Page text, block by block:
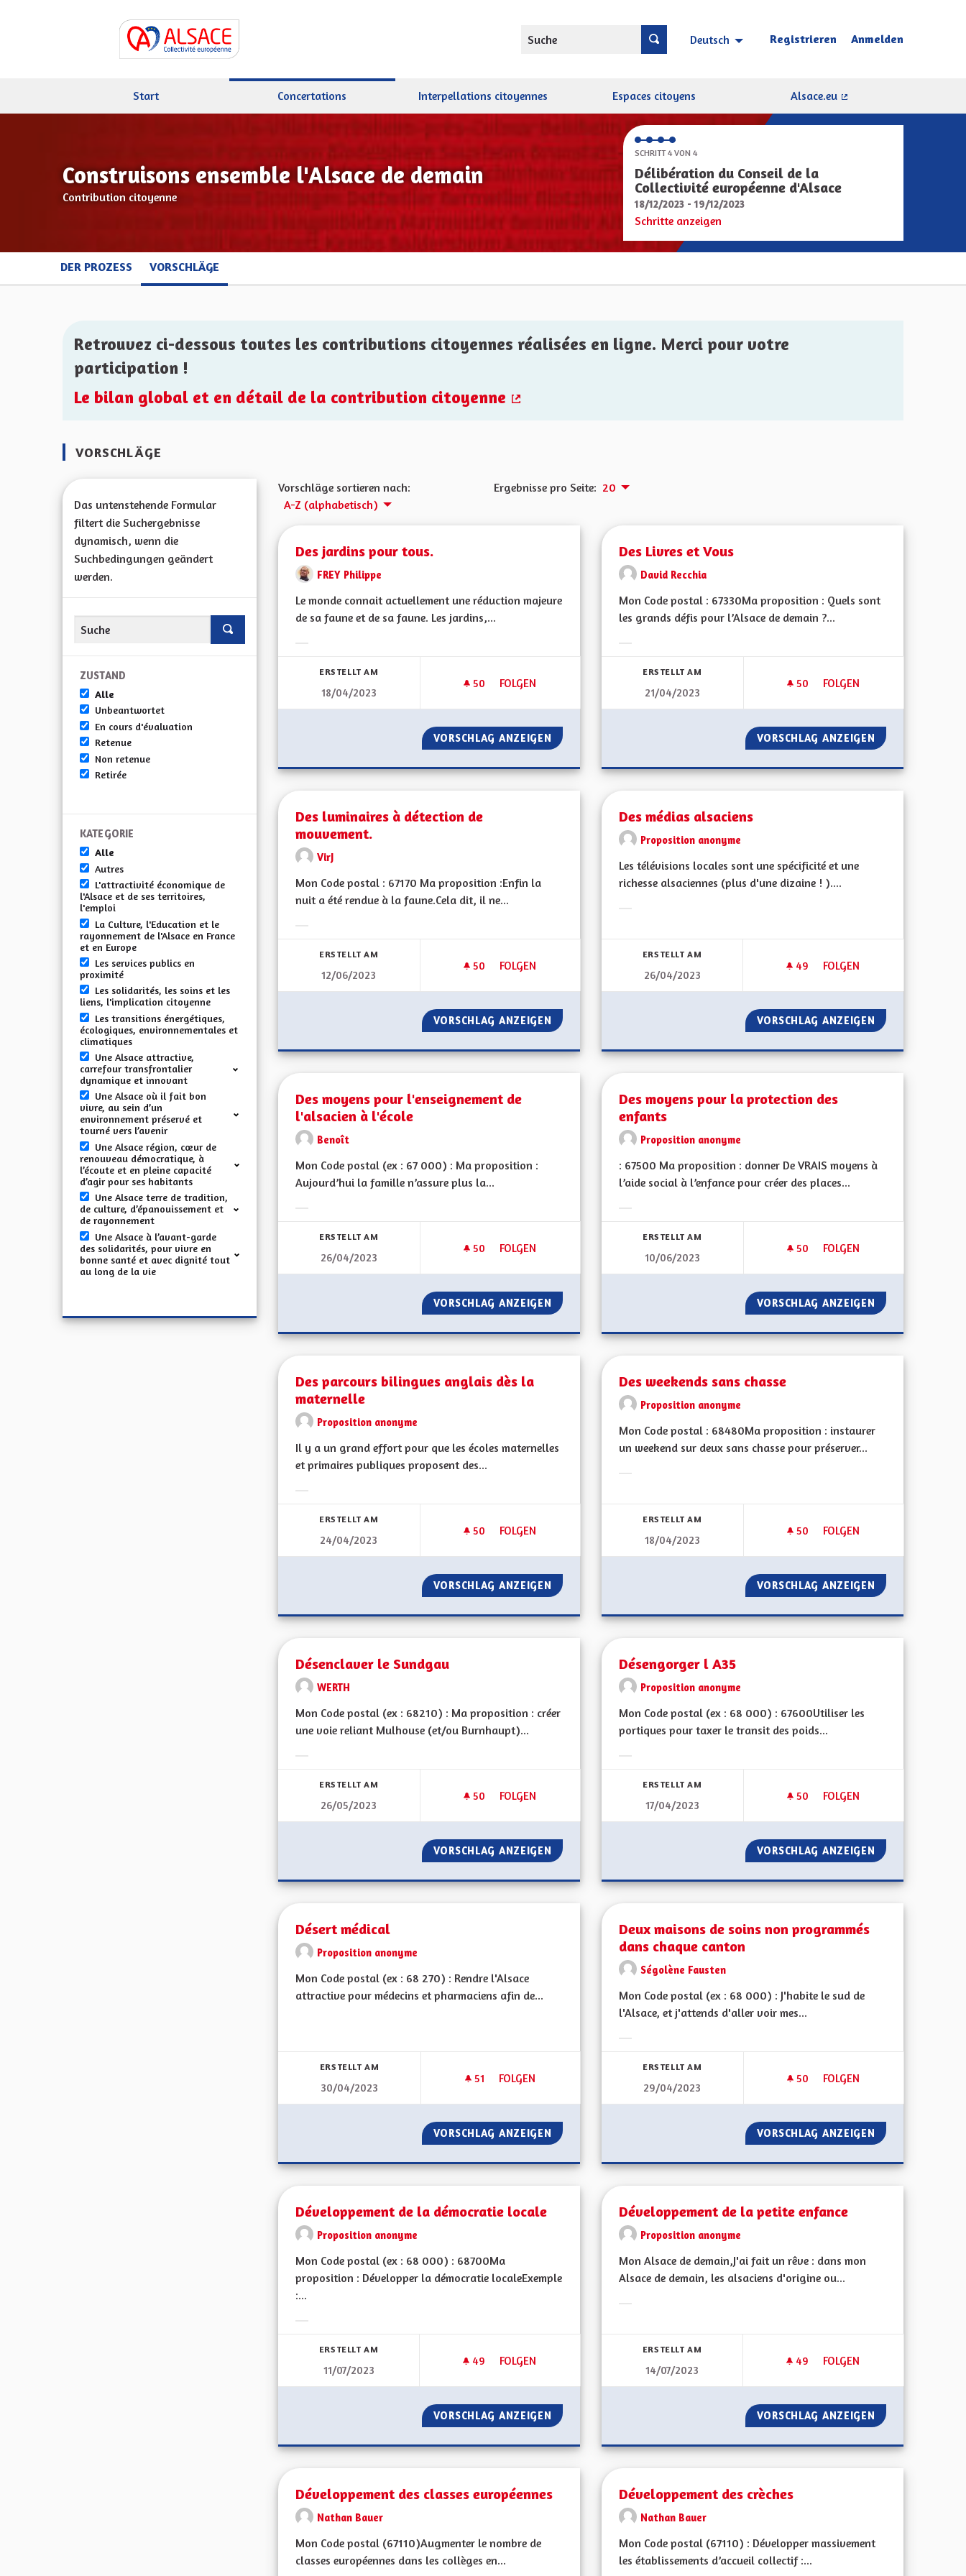
Suche Deutsch Choisir la langue Sprache wählen
Registrieren Anmelden
Start Concertations Interpellations citoyennes Espaces citoyens
Alsace.eu
Construisons ensemble l'Alsace de demain
Contribution citoyenne
SCHRITT 4 VON 4
Délibération du Conseil de la
Collectivité européenne d'Alsace
18/12/2023 - 19/12/2023
Schritte anzeigen
DER PROZESS VORSCHLÄGE
Retrouvez ci-dessous toutes les contributions citoyennes réalisées en ligne. Merci pour votre
participation !
Le bilan global et en détail de la contribution citoyenne
VORSCHLÄGE
Das untenstehende Formular
filtert die Suchergebnisse
dynamisch, wenn die
Suchbedingungen geändert
werden.
ZUSTAND
Alle
Unbeantwortet
En cours d'évaluation
Retenue
Non retenue
Retirée
KATEGORIE
Alle
Autres
L'attractivité économique de
l'Alsace et de ses territoires,
l'emploi
La Culture, l'Education et le
rayonnement de l'Alsace en France
et en Europe
Les services publics en
proximité
Les solidarités, les soins et les
liens, l'implication citoyenne
Les transitions énergétiques,
écologiques, environnementales et
climatiques
Une Alsace attractive,
carrefour transfrontalier
dynamique et innovant
Une Alsace où il fait bon
vivre, au sein d’un
environnement préservé et
tourné vers l’avenir
Une Alsace région, cœur de
renouveau démocratique, à
l’écoute et en pleine capacité
d’agir pour ses habitants
Une Alsace terre de tradition,
de culture, d’épanouissement et
de rayonnement
Une Alsace à l’avant-garde
des solidarités, pour vivre en
bonne santé et avec dignité tout
au long de la vie
Vorschläge sortieren nach:
A-Z (alphabetisch)
Ergebnisse pro Seite: 20
Des jardins pour tous.
FREY Philippe
Le monde connait actuellement une réduction majeure
de sa faune et de sa faune. Les jardins,...
ERSTELLT AM
18/04/2023
50 50 FOLLOWER
FOLGEN
DES JARDINS POUR TOUS.
VORSCHLAG ANZEIGEN DES JARDINS POUR TOUS.
Des Livres et Vous
David Recchia
Mon Code postal : 67330Ma proposition : Quels sont
les grands défis pour l’Alsace de demain ?...
ERSTELLT AM
21/04/2023
50 50 FOLLOWER
FOLGEN
DES LIVRES ET VOUS
VORSCHLAG ANZEIGEN DES LIVRES ET
Des luminaires à détection de
mouvement.
VirJ
Mon Code postal : 67170 Ma proposition :Enfin la
nuit a été rendue à la faune.Cela dit, il ne...
ERSTELLT AM
12/06/2023
50 50 FOLLOWER
FOLGEN
DES LUMINAIRES À DÉTECTION DE MOUVEMENT.
VORSCHLAG ANZEIGEN DES LUMINAIRES À DÉTECTION DE MOUVEMENT.
Des médias alsaciens
Proposition anonyme
Les télévisions locales sont une spécificité et une
richesse alsaciennes (plus d'une dizaine ! )....
ERSTELLT AM
26/04/2023
49 49 FOLLOWER
FOLGEN
DES MÉDIAS ALSACIENS
VORSCHLAG ANZEIGEN DES MÉDIAS
Des moyens pour l'enseignement de
l'alsacien à l'école
Benoît
Mon Code postal (ex : 67 000) : Ma proposition :
Aujourd’hui la famille n’assure plus la...
ERSTELLT AM
26/04/2023
50 50 FOLLOWER
FOLGEN
DES MOYENS POUR L'ENSEIGNEMENT DE L'ALSACIEN À L'ÉCOLE
VORSCHLAG ANZEIGEN DES MOYENS POUR L'ENSEIGNEMENT DE L'ALSACIEN À L'ÉCOLE
Des moyens pour la protection des
enfants
Proposition anonyme
: 67500 Ma proposition : donner De VRAIS moyens à
l’aide social à l’enfance pour créer des places...
ERSTELLT AM
10/06/2023
50 50 FOLLOWER
FOLGEN
DES MOYENS POUR LA
VORSCHLAG ANZEIGEN DES MOYENS
Des parcours bilingues anglais dès la
maternelle
Proposition anonyme
Il y a un grand effort pour que les écoles maternelles
et primaires publiques proposent des...
ERSTELLT AM
24/04/2023
50 50 FOLLOWER
FOLGEN
DES PARCOURS BILINGUES ANGLAIS DÈS LA MATERNELLE
VORSCHLAG ANZEIGEN DES PARCOURS BILINGUES ANGLAIS DÈS LA MATERNELLE
Des weekends sans chasse
Proposition anonyme
Mon Code postal : 68480Ma proposition : instaurer
un weekend sur deux sans chasse pour préserver...
ERSTELLT AM
18/04/2023
50 50 FOLLOWER
FOLGEN
DES WEEKENDS SANS CHASSE
VORSCHLAG ANZEIGEN DES WEEKENDS
Désenclaver le Sundgau
WERTH
Mon Code postal (ex : 68210) : Ma proposition : créer
une voie reliant Mulhouse (et/ou Burnhaupt)...
ERSTELLT AM
26/05/2023
50 50 FOLLOWER
FOLGEN
DÉSENCLAVER LE SUNDGAU
VORSCHLAG ANZEIGEN DÉSENCLAVER LE SUNDGAU
Désengorger l A35
Proposition anonyme
Mon Code postal (ex : 68 000) : 67600Utiliser les
portiques pour taxer le transit des poids...
ERSTELLT AM
17/04/2023
50 50 FOLLOWER
FOLGEN
DÉSENGORGER L A35
VORSCHLAG ANZEIGEN DÉSENGORGER L
Désert médical
Proposition anonyme
Mon Code postal (ex : 68 270) : Rendre l'Alsace
attractive pour médecins et pharmaciens afin de...
ERSTELLT AM
30/04/2023
51 51 FOLLOWER
FOLGEN
DÉSERT MÉDICAL
VORSCHLAG ANZEIGEN DÉSERT MÉDICAL
Deux maisons de soins non programmés
dans chaque canton
Ségolène Fausten
Mon Code postal (ex : 68 000) : J'habite le sud de
l'Alsace, et j'attends d'aller voir mes...
ERSTELLT AM
29/04/2023
50 50 FOLLOWER
FOLGEN
DEUX MAISONS DE SOINS
VORSCHLAG ANZEIGEN DEUX MAISONS
Développement de la démocratie locale
Proposition anonyme
Mon Code postal (ex : 68 000) : 68700Ma
proposition : Développer la démocratie localeExemple
:...
ERSTELLT AM
11/07/2023
49 49 FOLLOWER
FOLGEN
DÉVELOPPEMENT DE LA DÉMOCRATIE LOCALE
VORSCHLAG ANZEIGEN DÉVELOPPEMENT DE LA DÉMOCRATIE LOCALE
Développement de la petite enfance
Proposition anonyme
Mon Alsace de demain,J'ai fait un rêve : dans mon
Alsace de demain, les alsaciens d'origine ou...
ERSTELLT AM
14/07/2023
49 49 FOLLOWER
FOLGEN
DÉVELOPPEMENT DE LA
VORSCHLAG ANZEIGEN
Développement des classes européennes
Nathan Bauer
Mon Code postal (67110)Augmenter le nombre de
classes européennes dans les collèges en...
Développement des crèches
Nathan Bauer
Mon Code postal (67110) : Développer massivement
les établissements d’accueil collectif :...